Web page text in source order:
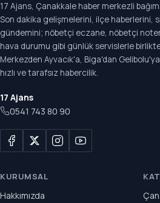
17 Ajans, Çanakkale haber merkezli
Son dakika gelişmelerini, ilçe haberlerini,
gündemini; nöbetçi eczane, nöbetçi
hava durumu gibi günlük servislerle
Merkezden Ayvacık'a, Biga'dan
hızlı ve tarafsız habercilik.
17 Ajans
0541 743 80 90
KURUMSAL
Hakkımızda